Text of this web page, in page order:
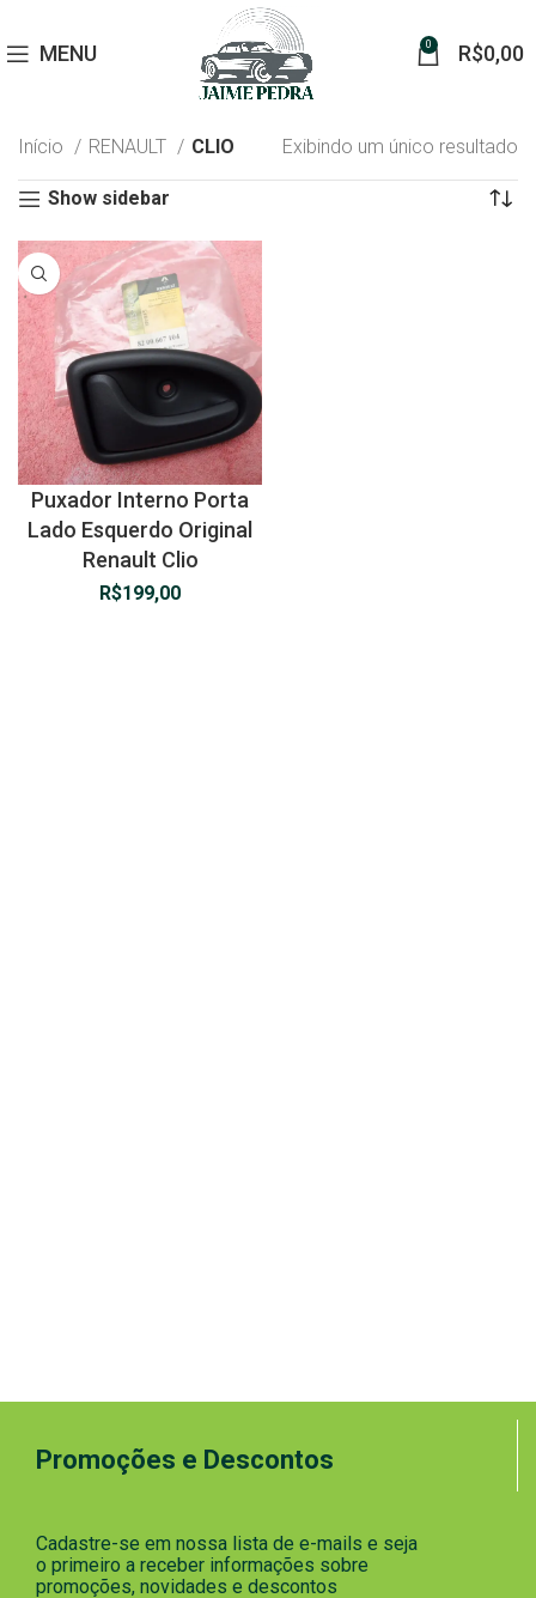
MENU 0 R$0,00
Início RENAULT CLIO Exibindo um único resultado
Show sidebar
Puxador Interno Porta
Lado Esquerdo Original
Renault Clio
R$199,00
Promoções e Descontos
Cadastre-se em nossa lista de e-mails e seja
o primeiro a receber informações sobre
promoções, novidades e descontos